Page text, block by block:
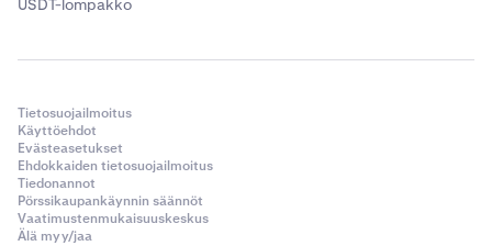
USDT-lompakko
Tietosuojailmoitus
Käyttöehdot
Evästeasetukset
Ehdokkaiden tietosuojailmoitus
Tiedonannot
Pörssikaupankäynnin säännöt
Vaatimustenmukaisuuskeskus
Älä myy/jaa